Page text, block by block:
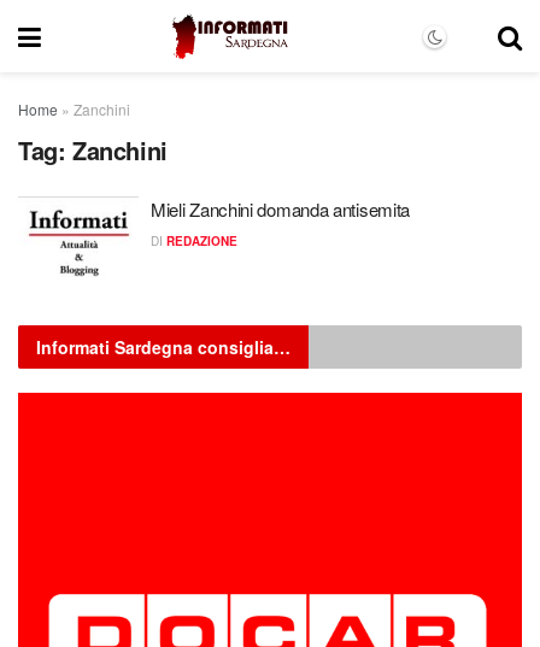
Home » Zanchini
Tag: Zanchini
Mieli Zanchini domanda antisemita
DI REDAZIONE
Informati Sardegna consiglia…